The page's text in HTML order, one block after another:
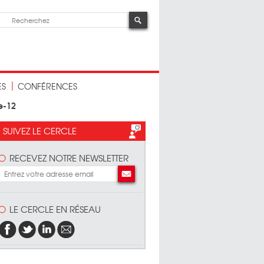
CONFÉRENCES
12
SUIVEZ LE CERCLE
RECEVEZ NOTRE NEWSLETTER
LE CERCLE EN RÉSEAU